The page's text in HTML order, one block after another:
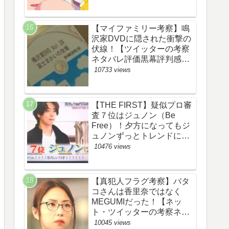
【マイファミリー考察】鳴
沢家DVDに隠された衝撃の
伏線！【ツイッターの考察
ネタバレ評価黒幕評判感想
批判原作犯人キャスト脚本
10733 views
【THE FIRST】疑似プロ審
査７位はジュノン（Be
Free）！夕方になってもジ
ュノンずっとトレンドにい
るww【ザファースト・ネッ
BE:FIRST・ビーファース
ト】
10476 views
【真犯人フラグ考察】バタ
コさんは香里奈ではなく
MEGUMIだった！【ネッ
ト・ツイッターの考察ネタ
バレ感想評価評判あらすじ
10045 views